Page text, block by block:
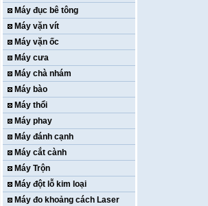
Máy đục bê tông
Máy vặn vít
Máy vặn ốc
Máy cưa
Máy chà nhám
Máy bào
Máy thổi
Máy phay
Máy đánh cạnh
Máy cắt cành
Máy Trộn
Máy đột lỗ kim loại
Máy đo khoảng cách Laser